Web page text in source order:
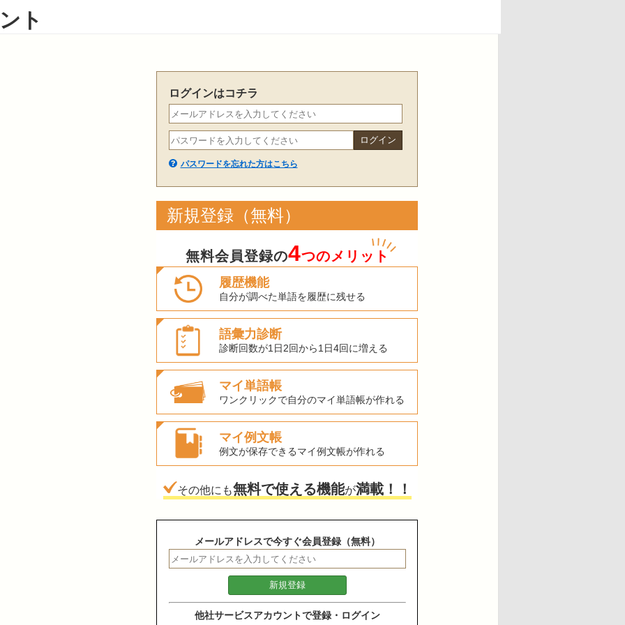
ト
ログインはコチラ
パスワードを忘れた方はこちら
新規登録（無料）
無料会員登録の4つのメリット
履歴機能
自分が調べた単語を履歴に残せる
語彙力診断
診断回数が1日2回から1日4回に増える
マイ単語帳
ワンクリックで自分のマイ単語帳が作れる
マイ例文帳
例文が保存できるマイ例文帳が作れる
その他にも無料で使える機能が満載！！
メールアドレスで今すぐ会員登録（無料）
他社サービスアカウントで登録・ログイン